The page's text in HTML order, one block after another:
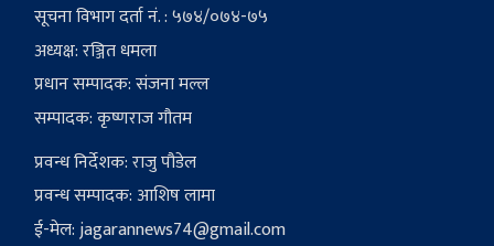
सूचना विभाग दर्ता नं. : ५७४/०७४-७५
अध्यक्ष: रञ्जित धमला
प्रधान सम्पादक: संजना मल्ल
सम्पादक: कृष्णराज गौतम
प्रवन्ध निर्देशक: राजु पौडेल
प्रवन्ध सम्पादक: आशिष लामा
ई-मेल:jagarannews74@gmail.com